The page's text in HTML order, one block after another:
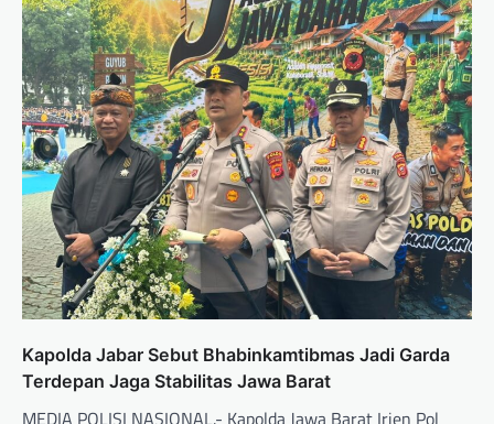
Kapolda Jabar Sebut Bhabinkamtibmas Jadi Garda
Terdepan Jaga Stabilitas Jawa Barat